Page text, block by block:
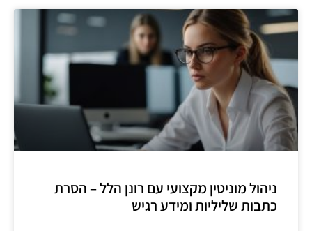
ניהול מוניטין מקצועי עם רונן הלל – הסרת
כתבות שליליות ומידע רגיש